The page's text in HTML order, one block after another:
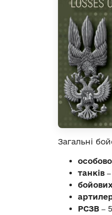
Загальні
танків ‒
РСЗВ ‒